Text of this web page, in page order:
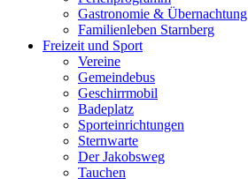
Gastronomie & Übernachtung
Familienleben Starnberg
Freizeit und Sport
Vereine
Gemeindebus
Geschirrmobil
Badeplatz
Sporteinrichtungen
Sternwarte
Der Jakobsweg
Tauchen